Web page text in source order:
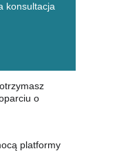
konsultacja
o
platformy